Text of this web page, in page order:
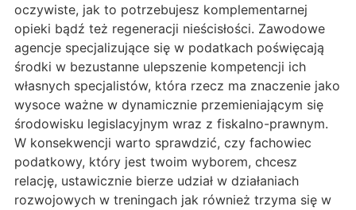
oczywiste, jak to potrzebujesz komplementarnej
opieki bądź też regeneracji nieścisłości. Zawodowe
agencje specjalizujące się w podatkach poświęcają
środki w bezustanne ulepszenie kompetencji ich
własnych specjalistów, która rzecz ma znaczenie jako
wysoce ważne w dynamicznie przemieniającym się
środowisku legislacyjnym wraz z fiskalno-prawnym.
W konsekwencji warto sprawdzić, czy fachowiec
podatkowy, który jest twoim wyborem, chcesz
relację, ustawicznie bierze udział w działaniach
rozwojowych w treningach jak również trzyma się w